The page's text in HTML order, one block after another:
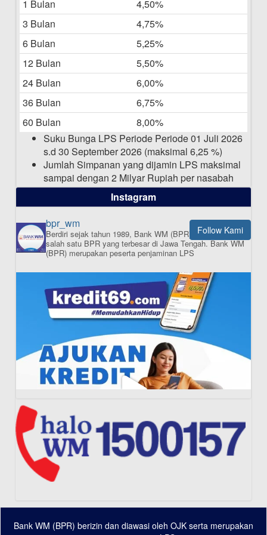
Laporan Keuangan Berkelanjutan
06-05-2025
Daftar Pemenang Undian TAMASHA
Bulan April 2025
15-04-2025
Pengumuman Nama Baru Perusahaan
1 Bulan
4,50%
3 Bulan
4,75%
6 Bulan
5,25%
12 Bulan
5,50%
24 Bulan
6,00%
36 Bulan
6,75%
60 Bulan
8,00%
Suku Bunga LPS Periode Periode 01 Juli 2026
s.d 30 September 2026 (maksimal 6,25 %)
Jumlah Simpanan yang dijamin LPS maksimal
sampai dengan 2 Milyar Rupiah per nasabah
dalam satu bank
ISI APLIKASI SEKARANG
Instagram
Follow Kami
bpr_wm
Berdiri sejak tahun 1989, Bank WM (BPR) merupakan
salah satu BPR yang terbesar di Jawa Tengah.Bank WM
(BPR) merupakan peserta penjaminan LPS
Load More... Follow on Instagram
Bank WM (BPR) berizin dan diawasi oleh OJK serta merupakan